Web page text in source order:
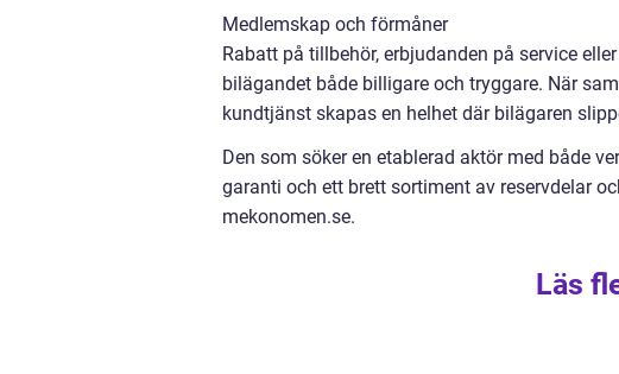
Medlemskap och förmåner
Rabatt på tillbehör, erbjudanden på service
bilägandet både billigare och tryggare. När
kundtjänst skapas en helhet där bilägaren
Den som söker en etablerad aktör med både
garanti och ett brett sortiment av reservdelar
mekonomen.se.
Läs